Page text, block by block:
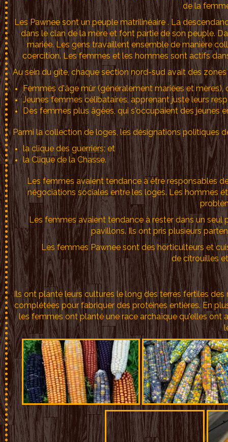
de la
Les Pawnee sont un peuple matrilinéaire . La
dans le clan de la mère et font partie de son peuple.
mariée. Les gens travaillent ensemble de manière
coercition. Les femmes et les hommes sont actifs
Au sein du gîte, chaque section nord-sud avait des
Femmes d'âge mûr (généralement mariées et
Jeunes femmes célibataires, apprenant juste leurs
Des femmes plus âgées, qui s'occupaient des jeunes
Parmi la collection de loges, les désignations politiques
la clique des guerriers; et
la Clique de la Chasse.
Les femmes avaient tendance à être responsables
négociations sociales entre les loges. Les hommes
Les femmes avaient tendance à rester dans un
pavillons. Ils ont pris plusieurs
Les femmes Pawnee sont des horticulteurs et
de citrouilles
Ils ont planté leurs cultures le long des terres fertiles
complétées pour fabriquer des protéines entières. En
les femmes ont planté une race archaïque qu'elles ont